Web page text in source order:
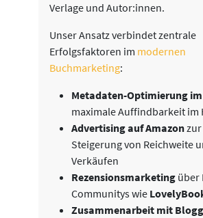
Verlage und Autor:innen.
Unser Ansatz verbindet zentrale
Erfolgsfaktoren im modernen
Buchmarketing:
Metadaten-Optimierung im
maximale Auffindbarkeit im
Advertising auf Amazon
Steigerung von Reichweite
Verkäufen
Rezensionsmarketing über
Communitys wie
Zusammenarbeit mit